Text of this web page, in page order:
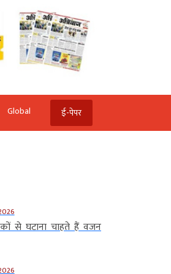
Global ई-पेपर
से घटाना चाहते हैं वजन